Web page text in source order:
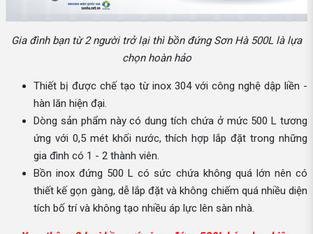
Gia đình bạn từ 2 người trở lại thì bồn đứng Sơn Hà 500L là lựa
chọn hoàn hảo
Thiết bị được chế tạo từ inox 304 với công nghệ dập liền -
hàn lăn hiện đại.
Dòng sản phẩm này có dung tích chứa ở mức 500 L tương
ứng với 0,5 mét khối nước, thích hợp lắp đặt trong những
gia đình có 1 - 2 thành viên.
Bồn inox đứng 500 L có sức chứa không quá lớn nên có
thiết kế gọn gàng, dễ lắp đặt và không chiếm quá nhiều diện
tích bố trí và không tạo nhiều áp lực lên sàn nhà.